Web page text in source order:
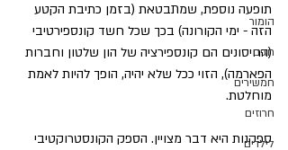
הומור
חגים
חמשירים
חרוזים
לילדים
תופעה נוספת, שמתבטאת (בזמן כתיבת הקטע
הזה - ימי הקורונה) בכך שכל חשד קונספירטיבי
(החיסונים הם קונספירציה של הון שלטון וחברות
הפארמה), הזוי ככל שלא יהיה, הופך להיות לאמת
מוחלטת.
ספקנות היא דבר מצויין. הספק הקונסטרוקטיבי